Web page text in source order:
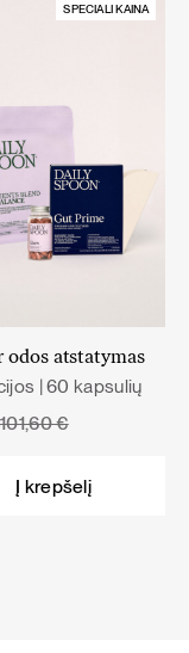
SPECIALI KAINA
odos atstatymas
| 60 kapsulių
101,60€
Į krepšelį